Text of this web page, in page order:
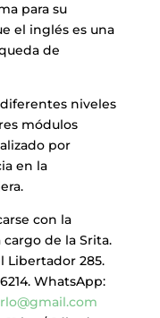
para su
el inglés es una
de
niveles
módulos
por
en la
con la
cargo de la Srita.
Libertador 285.
WhatsApp: